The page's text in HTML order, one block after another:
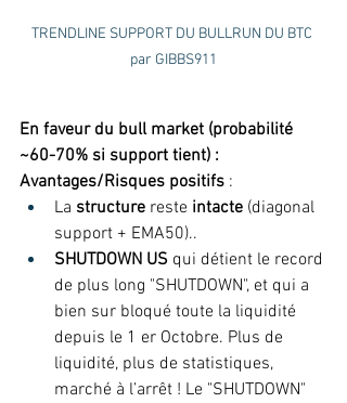
TRENDLINE SUPPORT DU BULLRUN DU BTC
par GIBBS911
En faveur du bull market (probabilité
~60-70% si support tient) :
Avantages/Risques positifs :
La structure reste intacte (diagonal
support + EMA50)..
SHUTDOWN US qui détient le record
de plus long "SHUTDOWN", et qui a
bien sur bloqué toute la liquidité
depuis le 1 er Octobre. Plus de
liquidité, plus de statistiques,
marché à l’arrêt ! Le "SHUTDOWN"